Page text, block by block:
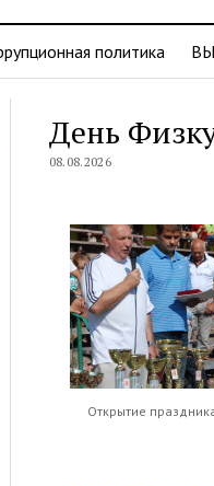
политика
День
08.08.2026
Открытие